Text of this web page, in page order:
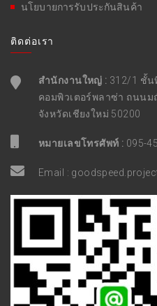
นโยบายการรับประกันสินค้า
ติดต่อเรา
สำนักงานใหญ่ : 312/1 ชั้น
คอมพิวเตอร์พลาซ่า ถนน
จังหวัดเชียงใหม่ 50200
หมายเลขโทรศัพท์ : 095-
Email :